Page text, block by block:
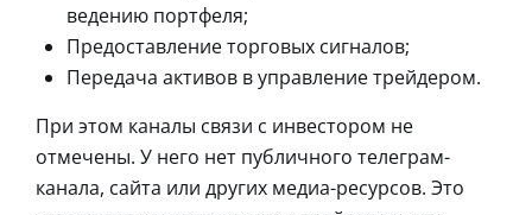
ведению портфеля;
Предоставление торговых сигналов;
Передача активов в управление трейдером.
При этом каналы связи с инвестором не
отмечены. У него нет публичного телеграм-
канала, сайта или других медиа-ресурсов. Это